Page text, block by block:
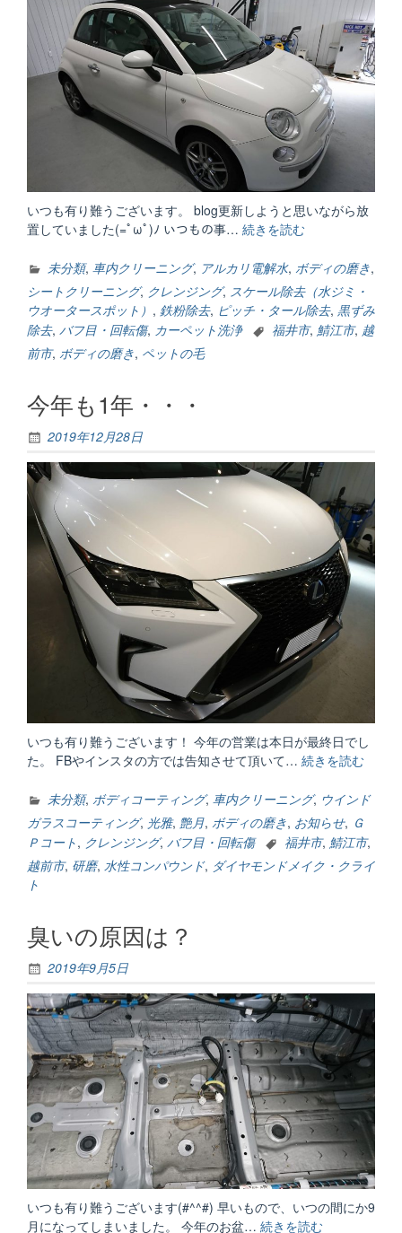
いつも有り難うございます。 blog更新しようと思いながら放
置していました(=ﾟωﾟ)ﾉ いつもの事… 続きを読む
載
中”
未分類, 車内クリーニング, アルカリ電解水, ボディの磨き,
シートクリーニング, クレンジング, スケール除去（水ジミ・
ウオータースポット） , 鉄粉除去, ピッチ・タール除去, 黒ずみ
除去, バフ目・回転傷, カーペット洗浄 福井市, 鯖江市, 越
前市, ボディの磨き, ペットの毛
今年も1年・・・
2019年12月28日
いつも有り難うございます！ 今年の営業は本日が最終日でし
た。 FBやインスタの方では告知させて頂いて… 続きを読む
も
年・
未分類, ボディコーティング, 車内クリーニング, ウインド
ガラスコーティング, 光雅, 艶月, ボディの磨き, お知らせ, Ｇ
Ｐコート, クレンジング, バフ目・回転傷 福井市, 鯖江市,
越前市, 研磨, 水性コンパウンド, ダイヤモンドメイク・クライ
ト
臭いの原因は？
2019年9月5日
いつも有り難うございます(#^^#) 早いもので、いつの間にか9
月になってしまいました。 今年のお盆… 続きを読む